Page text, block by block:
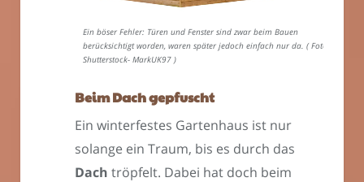
Ein böser Fehler: Türen und Fenster sind zwar beim Bauen
berücksichtigt worden, waren später jedoch einfach nur da. ( Foto:
Shutterstock- MarkUK97 )
Beim Dach gepfuscht
Ein winterfestes Gartenhaus ist nur
solange ein Traum, bis es durch das
Dach tröpfelt. Dabei hat doch beim